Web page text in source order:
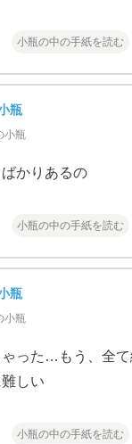
小瓶の中の手紙を読む
瓶
小瓶
かりあるの
小瓶の中の手紙を読む
瓶
小瓶
った…もう、全
しい
小瓶の中の手紙を読む